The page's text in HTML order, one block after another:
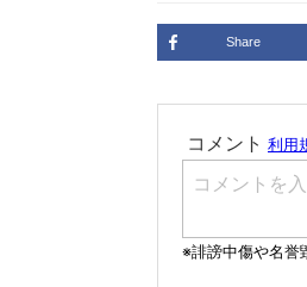
Share